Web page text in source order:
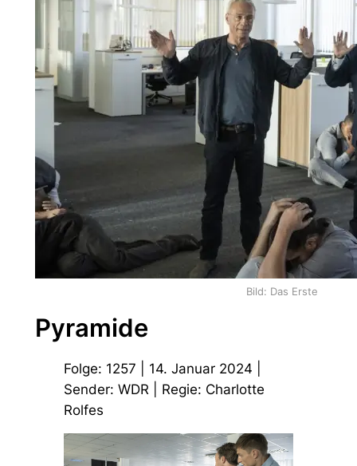
Bild: Das Erste
Pyramide
Folge: 1257 | 14. Januar 2024 |
Sender: WDR | Regie: Charlotte
Rolfes